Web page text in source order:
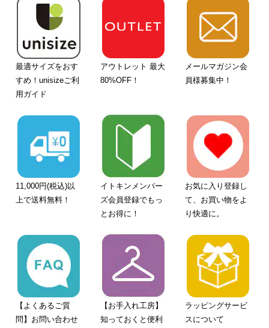
最適サイズをおす
すめ！unisizeご利
用ガイド
アウトレット 最大
80%OFF！
メールマガジン会
員様募集中！
11,000円(税込)以
上で送料無料！
イトキンメンバー
ズ会員登録でもっ
とお得に！
お気に入り登録し
て、お買い物をよ
り快適に。
【よくあるご質
問】お問い合わせ
【お手入れ工房】
知っておくと便利
ラッピングサービ
スについて